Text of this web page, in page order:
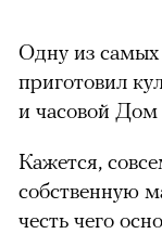
Одну из
приготовил
и часовой Дом
Кажется,
собственную
честь чего